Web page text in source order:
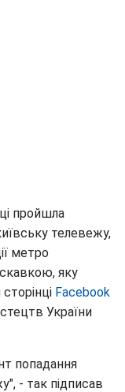
пройшла
телевежу,
метро
яку
Facebook
України
попадання
- так підписав